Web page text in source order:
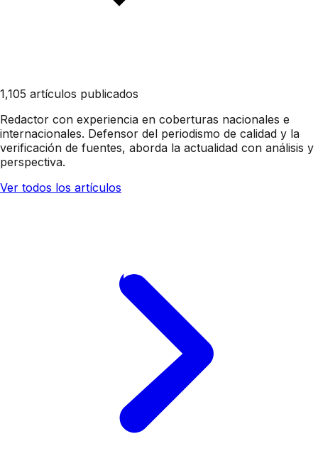
1,105 artículos publicados
Redactor con experiencia en coberturas nacionales e
internacionales. Defensor del periodismo de calidad y la
verificación de fuentes, aborda la actualidad con análisis y
perspectiva.
Ver todos los artículos